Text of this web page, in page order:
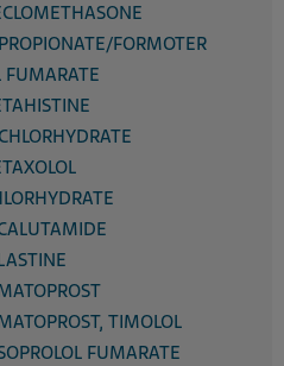
FORMOTER
FUMARATE
TIMOLOL
FUMARATE